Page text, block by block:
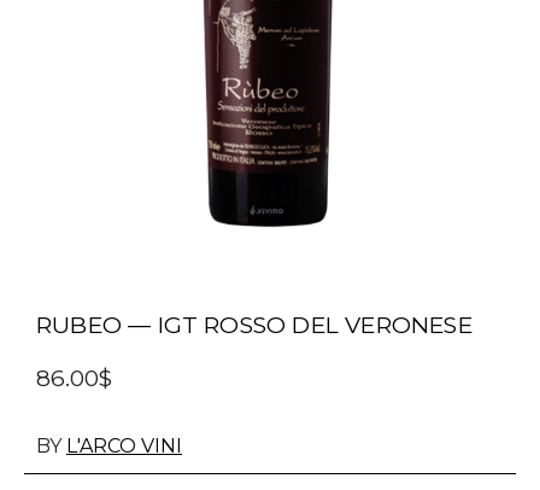
RUBEO — IGT ROSSO DEL VERONESE
86.00$
BY L'ARCO VINI